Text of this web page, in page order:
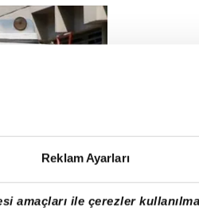
Reklam Ayarları
amaçları ile çerezler